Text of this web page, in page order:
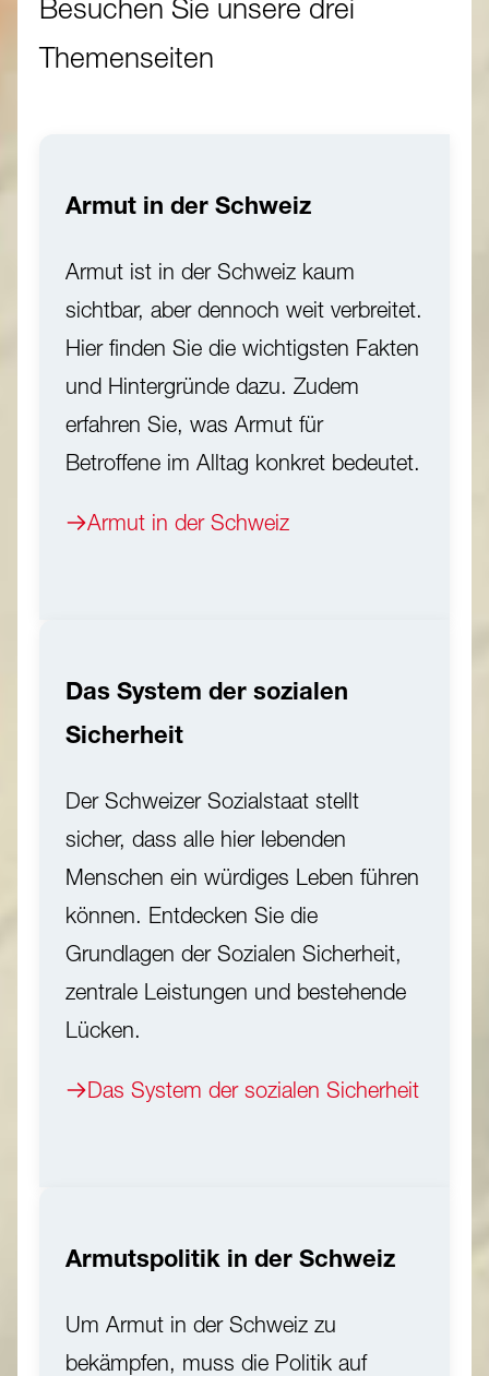
Besuchen Sie unsere drei
Themenseiten
Armut in der Schweiz
Armut ist in der Schweiz kaum
sichtbar, aber dennoch weit verbreitet.
Hier finden Sie die wichtigsten Fakten
und Hintergründe dazu. Zudem
erfahren Sie, was Armut für
Betroffene im Alltag konkret bedeutet.
Armut in der Schweiz
Das System der sozialen
Sicherheit
Der Schweizer Sozialstaat stellt
sicher, dass alle hier lebenden
Menschen ein würdiges Leben führen
können. Entdecken Sie die
Grundlagen der Sozialen Sicherheit,
zentrale Leistungen und bestehende
Lücken.
Das System der sozialen Sicherheit
Armutspolitik in der Schweiz
Um Armut in der Schweiz zu
bekämpfen, muss die Politik auf